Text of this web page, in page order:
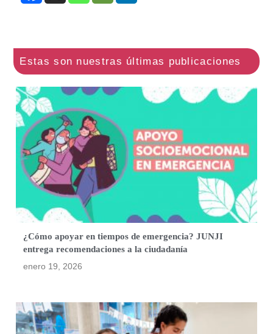
¿Cómo apoyar en tiempos de emergencia? JUNJI
entrega recomendaciones a la ciudadanía
enero 19, 2026